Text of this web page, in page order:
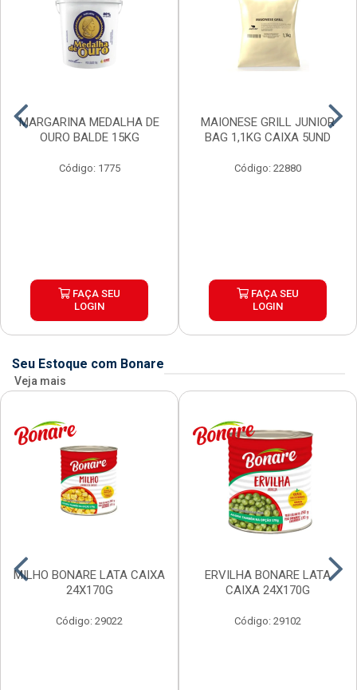
MARGARINA MEDALHA DE
OURO BALDE 15KG
Código: 1775
FAÇA SEU
LOGIN
MAIONESE GRILL JUNIOR
BAG 1,1KG CAIXA 5UND
Código: 22880
FAÇA SEU
LOGIN
Seu Estoque com Bonare
Veja mais
MILHO BONARE LATA CAIXA
24X170G
Código: 29022
ERVILHA BONARE LATA
CAIXA 24X170G
Código: 29102